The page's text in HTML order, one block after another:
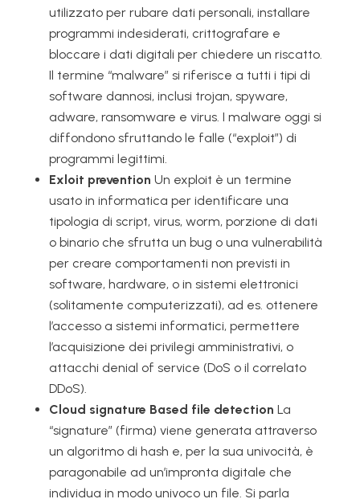
utilizzato per rubare dati personali, installare
programmi indesiderati, crittografare e
bloccare i dati digitali per chiedere un riscatto.
Il termine “malware” si riferisce a tutti i tipi di
software dannosi, inclusi trojan, spyware,
adware, ransomware e virus. I malware oggi si
diffondono sfruttando le falle (“exploit”) di
programmi legittimi.
Exloit prevention Un exploit è un termine
usato in informatica per identificare una
tipologia di script, virus, worm, porzione di dati
o binario che sfrutta un bug o una vulnerabilità
per creare comportamenti non previsti in
software, hardware, o in sistemi elettronici
(solitamente computerizzati), ad es. ottenere
l’accesso a sistemi informatici, permettere
l’acquisizione dei privilegi amministrativi, o
attacchi denial of service (DoS o il correlato
DDoS).
Cloud signature Based file detection La
“signature” (firma) viene generata attraverso
un algoritmo di hash e, per la sua univocità, è
paragonabile ad un’impronta digitale che
individua in modo univoco un file. Si parla